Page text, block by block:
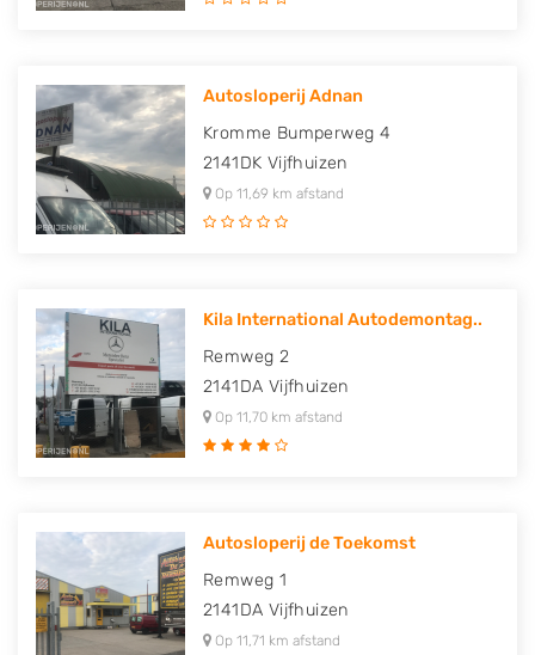
Autosloperij Adnan
Kromme Bumperweg 4
2141DK Vijfhuizen
Op 11,69 km afstand
Kila International Autodemontag..
Remweg 2
2141DA Vijfhuizen
Op 11,70 km afstand
Autosloperij de Toekomst
Remweg 1
2141DA Vijfhuizen
Op 11,71 km afstand